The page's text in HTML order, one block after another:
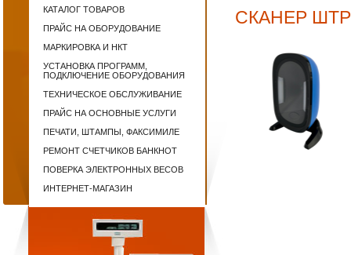
КАТАЛОГ ТОВАРОВ
ПРАЙС НА ОБОРУДОВАНИЕ
МАРКИРОВКА И НКТ
УСТАНОВКА ПРОГРАММ,
ПОДКЛЮЧЕНИЕ ОБОРУДОВАНИЯ
ТЕХНИЧЕСКОЕ ОБСЛУЖИВАНИЕ
ПРАЙС НА ОСНОВНЫЕ УСЛУГИ
ПЕЧАТИ, ШТАМПЫ, ФАКСИМИЛЕ
РЕМОНТ СЧЕТЧИКОВ БАНКНОТ
ПОВЕРКА ЭЛЕКТРОННЫХ ВЕСОВ
ИНТЕРНЕТ-МАГАЗИН
СКАНЕР